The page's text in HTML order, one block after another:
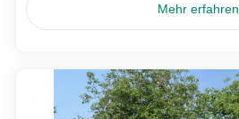
Mehr erfahren